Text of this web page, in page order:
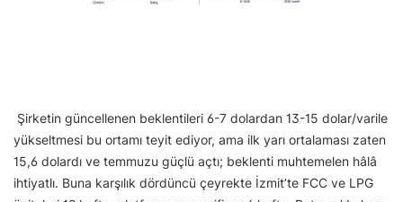
Şirketin güncellenen beklentileri 6-7 dolardan 13-15 dolar/varile
yükseltmesi bu ortamı teyit ediyor, ama ilk yarı ortalaması zaten
15,6 dolardı ve temmuzu güçlü açtı; beklenti muhtemelen hâlâ
ihtiyatlı. Buna karşılık dördüncü çeyrekte İzmit’te FCC ve LPG